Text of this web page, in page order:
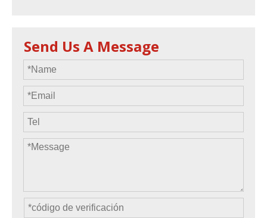
Send Us A Message